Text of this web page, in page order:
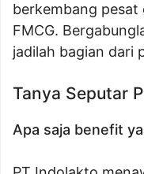
berkembang
FMCG.
jadilah bagian dari
Tanya Seputar
Apa saja benefit